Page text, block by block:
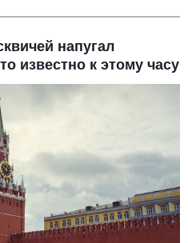
напугал
известно к этому часу